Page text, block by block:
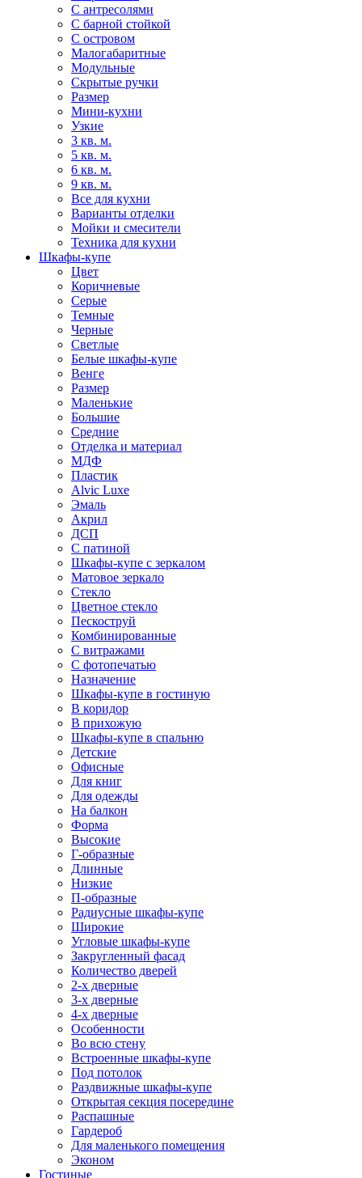
С антресолями
С барной стойкой
С островом
Малогабаритные
Модульные
Скрытые ручки
Размер
Мини-кухни
Узкие
3 кв. м.
5 кв. м.
6 кв. м.
9 кв. м.
Все для кухни
Варианты отделки
Мойки и смесители
Техника для кухни
Шкафы-купе
Цвет
Коричневые
Серые
Темные
Черные
Светлые
Белые шкафы-купе
Венге
Размер
Маленькие
Большие
Средние
Отделка и материал
МДФ
Пластик
Alvic Luxe
Эмаль
Акрил
ДСП
С патиной
Шкафы-купе с зеркалом
Матовое зеркало
Стекло
Цветное стекло
Пескоструй
Комбинированные
С витражами
С фотопечатью
Назначение
Шкафы-купе в гостиную
В коридор
В прихожую
Шкафы-купе в спальню
Детские
Офисные
Для книг
Для одежды
На балкон
Форма
Высокие
Г-образные
Длинные
Низкие
П-образные
Радиусные шкафы-купе
Широкие
Угловые шкафы-купе
Закругленный фасад
Количество дверей
2-х дверные
3-х дверные
4-х дверные
Особенности
Во всю стену
Встроенные шкафы-купе
Под потолок
Раздвижные шкафы-купе
Открытая секция посередине
Распашные
Гардероб
Для маленького помещения
Эконом
Гостиные